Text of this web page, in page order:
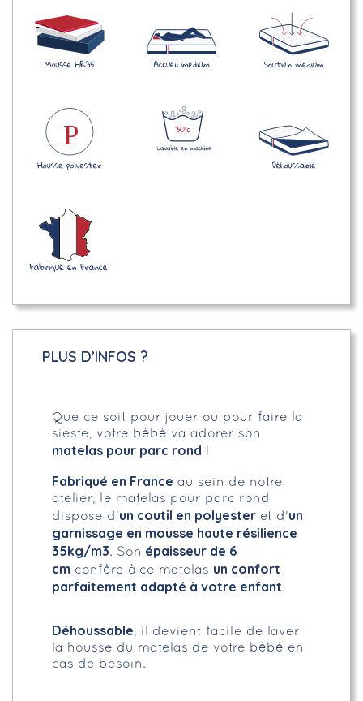
PLUS D’INFOS ?
Que ce soit pour jouer ou pour faire la
sieste, votre bébé va adorer son
matelas pour parc rond !
Fabriqué en France au sein de notre
atelier, le matelas pour parc rond
dispose d' un coutil en polyester et d' un
garnissage en mousse haute résilience
35kg/m3. Son épaisseur de 6
cm confère à ce matelas un confort
parfaitement adapté à votre enfant.
Déhoussable, il devient facile de laver
la housse du matelas de votre bébé en
cas de besoin.